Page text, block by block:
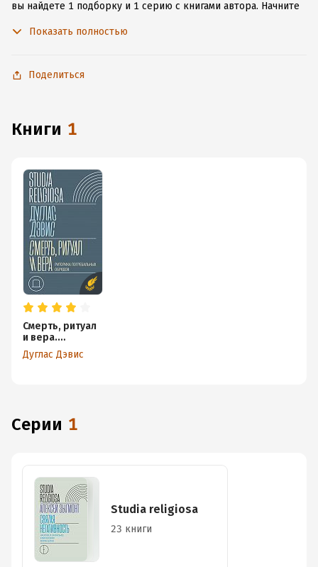
вы найдете 1 подборку и 1 серию с книгами автора. Начните
даже без подключения к интернету.
Показать полностью
Поделиться
книги 1
Смерть, ритуал
и вера.
Риторика
погребальных
Дуглас Дэвис
Серии 1
Studia religiosa
23 книги